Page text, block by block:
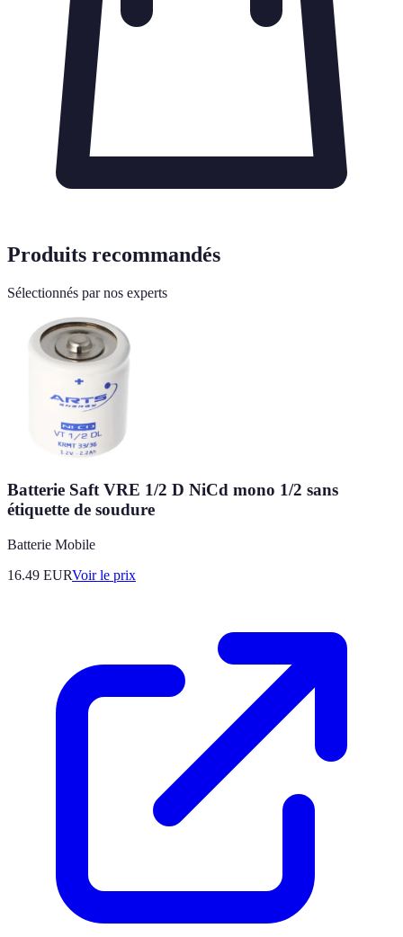
Produits recommandés
Sélectionnés par nos experts
Batterie Saft VRE 1/2 D NiCd mono 1/2 sans
étiquette de soudure
Batterie Mobile
16.49 EURVoir le prix